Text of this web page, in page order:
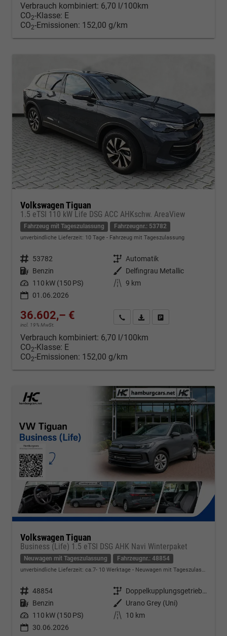
Verbrauch kombiniert: 6,70 l/100km
CO2-Klasse: E
CO2-Emissionen: 152,00 g/km
Volkswagen Tiguan
1.5 eTSI 110 kW Life DSG ACC AHKschw. AreaView
Fahrzeug mit Tageszulassung Fahrzeugnr.: 53782
unverbindliche Lieferzeit: 10 Tage Fahrzeug mit Tageszulassung
Fahrzeugnr. 53782 Getriebe Automatik
Kraftstoff Benzin Außenfarbe
Delfingrau Metallic
Leistung 110 kW (150 PS) Kilometerstand 9 km
01.06.2026
36.602,– €
incl. 19% MwSt.
Kontakt & Angebot anfordern
PDF-Datei, Fahrzeugexposé
Verbrauch kombiniert: 6,70 l/100km
CO2-Klasse: E
CO2-Emissionen: 152,00 g/km
Volkswagen Tiguan
Business (Life) 1.5 eTSI DSG AHK Navi Winterpaket
Neuwagen mit Tageszulassung Fahrzeugnr.: 48854
unverbindliche Lieferzeit: ca.7- 10 Werktage Neuwagen mit Tageszulassung
Fahrzeugnr. 48854 Getriebe
Doppelkupplungsgetriebe (DSG)
Kraftstoff Benzin Außenfarbe
Urano Grey (Uni)
Leistung 110 kW (150 PS) Kilometerstand
10 km
30.06.2026